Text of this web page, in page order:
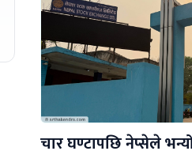
चार घण्टापछि नेप्सेले